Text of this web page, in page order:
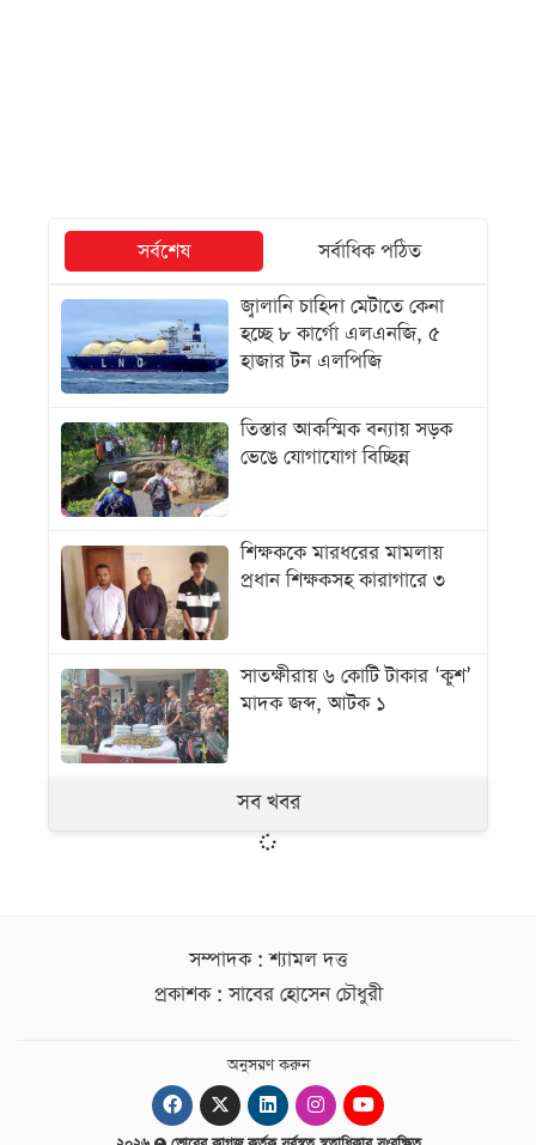
সর্বশেষ
সর্বাধিক পঠিত
জ্বালানি চাহিদা মেটাতে কেনা
হচ্ছে ৮ কার্গো এলএনজি, ৫
হাজার টন এলপিজি
তিস্তার আকস্মিক বন্যায় সড়ক
ভেঙে যোগাযোগ বিচ্ছিন্ন
শিক্ষককে মারধরের মামলায়
প্রধান শিক্ষকসহ কারাগারে ৩
সাতক্ষীরায় ৬ কোটি টাকার ‘কুশ’
মাদক জব্দ, আটক ১
সব খবর
সম্পাদক : শ্যামল দত্ত
প্রকাশক : সাবের হোসেন চৌধুরী
অনুসরণ করুন